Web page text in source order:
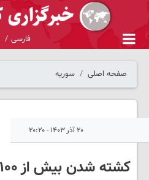
فارسی
صفحه اصلی سوریه
۲۰ آذر ۱۴۰۳ - ۲۰:۲۰